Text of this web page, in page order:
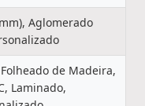
Aglomerado
de Madeira,
Laminado,